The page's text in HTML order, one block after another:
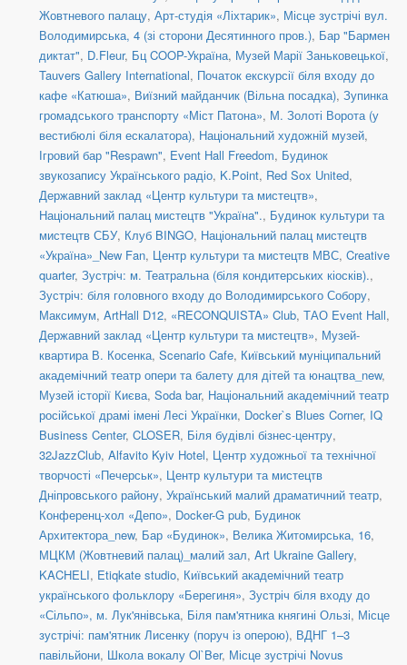
Жовтневого палацу, Арт-студія «Ліхтарик», Місце зустрічі вул.
Володимирська, 4 (зі сторони Десятинного пров.), Бар "Бармен
диктат", D.Fleur, Бц COOP-Україна, Музей Марії Заньковецької,
Tauvers Gallery International, Початок екскурсії біля входу до
кафе «Катюша», Виїзний майданчик (Вільна посадка), Зупинка
громадського транспорту «Міст Патона», М. Золоті Ворота (у
вестибюлі біля ескалатора), Національний художній музей,
Ігровий бар "Respawn", Event Hall Freedom, Будинок
звукозапису Українського радіо, K.Point, Red Sox United,
Державний заклад «Центр культури та мистецтв»,
Національний палац мистецтв "Україна"., Будинок культури та
мистецтв СБУ, Клуб BINGO, Національний палац мистецтв
«Україна»_New Fan, Центр культури та мистецтв МВС, Creative
quarter, Зустріч: м. Театральна (біля кондитерських кіосків).,
Зустріч: біля головного входу до Володимирського Собору,
Максимум, ArtHall D12, «RECONQUISTA» Club, ТАО Event Hall,
Державний заклад «Центр культури та мистецтв», Музей-
квартира В. Косенка, Scenario Cafe, Київський муніципальний
академічний театр опери та балету для дітей та юнацтва_new,
Музей історії Києва, Soda bar, Національний академічний театр
російської драмі імені Лесі Українки, Docker`s Blues Corner, IQ
Business Center, CLOSER, Біля будівлі бізнес-центру,
32JazzClub, Alfavito Kyiv Hotel, Центр художньої та технічної
творчості «Печерськ», Центр культури та мистецтв
Дніпровського району, Український малий драматичний театр,
Конференц-хол «Депо», Docker-G pub, Будинок
Архитектора_new, Бар «Будинок», Велика Житомирська, 16,
МЦКМ (Жовтневий палац)_малий зал, Art Ukraine Gallery,
KACHELI, Etiqkate studio, Київський академічний театр
українського фольклору «Берегиня», Зустріч біля входу до
«Сільпо», м. Лук'янівська, Біля пам'ятника княгині Ользі, Місце
зустрічі: пам'ятник Лисенку (поруч із оперою), ВДНГ 1–3
павільйони, Школа вокалу Ol`Ber, Місце зустрічі Novus